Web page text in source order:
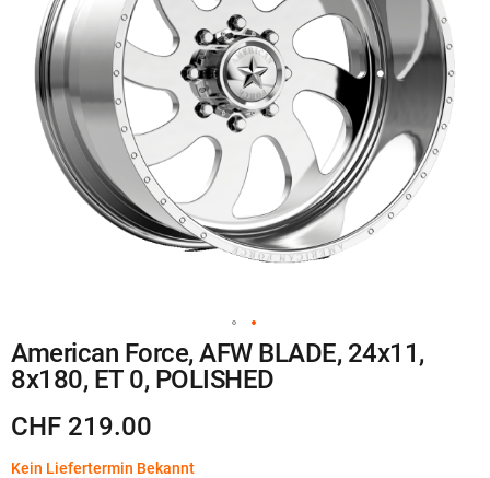
Zum
Anfang
der
Bildgalerie
American Force, AFW BLADE, 24x11,
8x180, ET 0, POLISHED
CHF 219.00
Kein Liefertermin Bekannt